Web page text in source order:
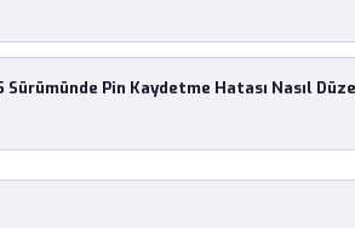
Sürümünde Pin Kaydetme Hatası Nasıl